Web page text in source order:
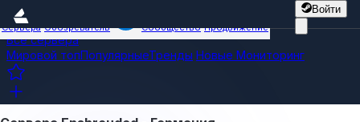
Войти
Сервера Обозреватель Сообщество Продвижение
Все сервера
Мировой топПопулярныеТренды Новые Мониторинг